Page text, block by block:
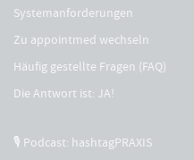
Systemanforderungen
Zu appointmed wechseln
Häufig gestellte Fragen (FAQ)
Die Antwort ist: JA!
🎙 Podcast: hashtagPRAXIS